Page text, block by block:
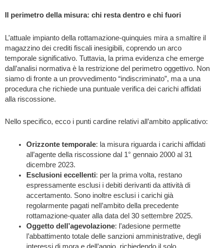
Il perimetro della misura: chi resta dentro e chi fuori
L’attuale impianto della rottamazione-quinquies mira a smaltire il
magazzino dei crediti fiscali inesigibili, coprendo un arco
temporale significativo. Tuttavia, la prima evidenza che emerge
dall’analisi normativa è la restrizione del perimetro oggettivo. Non
siamo di fronte a un provvedimento “indiscriminato”, ma a una
procedura che richiede una puntuale verifica dei carichi affidati
alla riscossione.
Nello specifico, ecco i punti cardine relativi all’ambito applicativo:
Orizzonte temporale: la misura riguarda i carichi affidati
all’agente della riscossione dal 1° gennaio 2000 al 31
dicembre 2023.
Esclusioni eccellenti: per la prima volta, restano
espressamente esclusi i debiti derivanti da attività di
accertamento. Sono inoltre esclusi i carichi già
regolarmente pagati nell’ambito della precedente
rottamazione-quater alla data del 30 settembre 2025.
Oggetto dell’agevolazione: l’adesione permette
l’abbattimento totale delle sanzioni amministrative, degli
interessi di mora e dell’aggio, richiedendo il solo